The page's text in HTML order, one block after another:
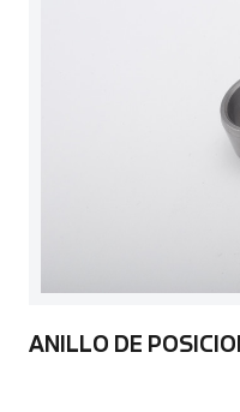
ANILLO DE